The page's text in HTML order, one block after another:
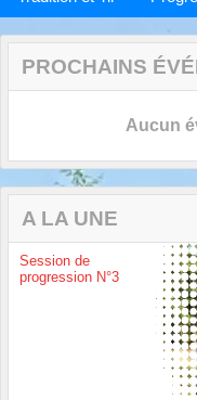
PROCHAINS
Aucun
A LA UNE
Session de
progression N°3